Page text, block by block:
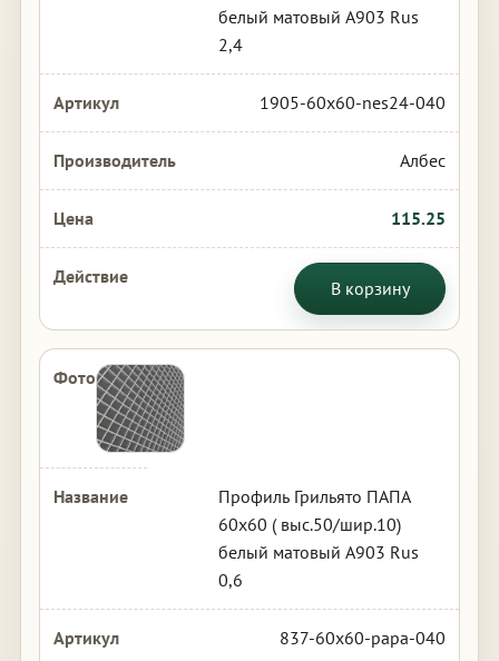
белый матовый А903 Rus
2,4
1905-60x60-nes24-040
Албес
115.25
В корзину
Профиль Грильято ПАПА
60х60 ( выс.50/шир.10)
белый матовый А903 Rus
0,6
837-60x60-papa-040